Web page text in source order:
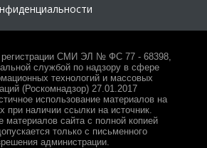
регистрации СМИ ЭЛ № ФС 77 - 68398,
службой по надзору в сфере
технологий и массовых
(Роскомнадзор) 27.01.2017
использование материалов на
при наличии ссылки на источник.
материалов сайта с полной копией
только с письменного
администрации.